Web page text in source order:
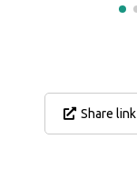
Share link